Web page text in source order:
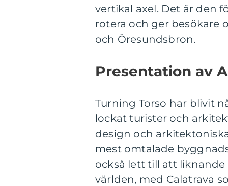
vertikal axel. Det är den
rotera och ger besökare
och Öresundsbron.
Presentation av
Turning Torso har blivit
lockat turister och
design och
mest omtalade
också lett till att
världen, med Calatrava